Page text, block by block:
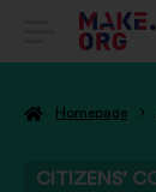
GO
THE
Homepage
CITIZENS’